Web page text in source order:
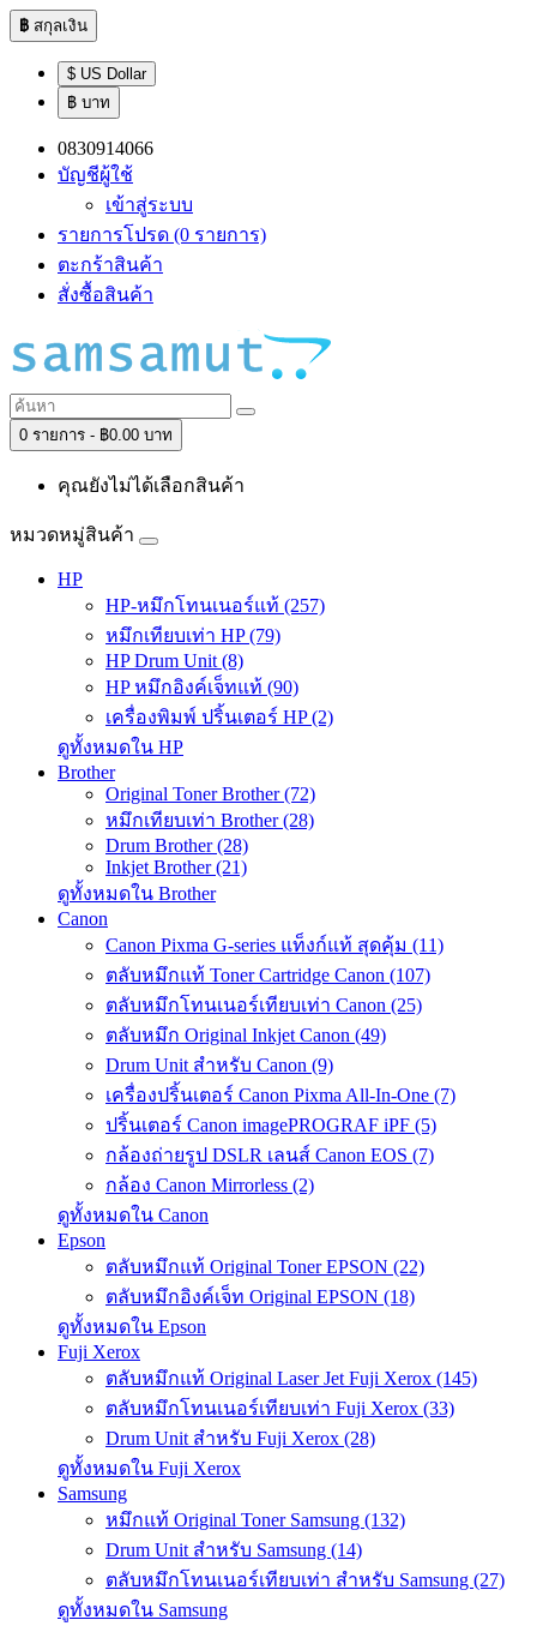
฿ สกุลเงิน
$ US Dollar
฿ บาท
0830914066
บัญชีผู้ใช้
เข้าสู่ระบบ
รายการโปรด (0 รายการ)
ตะกร้าสินค้า
สั่งซื้อสินค้า
0 รายการ - ฿0.00 บาท
คุณยังไม่ได้เลือกสินค้า
หมวดหมู่สินค้า
HP
HP-หมึกโทนเนอร์แท้ (257)
หมึกเทียบเท่า HP (79)
HP Drum Unit (8)
HP หมึกอิงค์เจ็ทแท้ (90)
เครื่องพิมพ์ ปริ้นเตอร์ HP (2)
ดูทั้งหมดใน HP
Brother
Original Toner Brother (72)
หมึกเทียบเท่า Brother (28)
Drum Brother (28)
Inkjet Brother (21)
ดูทั้งหมดใน Brother
Canon
Canon Pixma G-series แท็งก์แท้ สุดคุ้ม (11)
ตลับหมึกแท้ Toner Cartridge Canon (107)
ตลับหมึกโทนเนอร์เทียบเท่า Canon (25)
ตลับหมึก Original Inkjet Canon (49)
Drum Unit สำหรับ Canon (9)
เครื่องปริ้นเตอร์ Canon Pixma All-In-One (7)
ปริ้นเตอร์ Canon imagePROGRAF iPF (5)
กล้องถ่ายรูป DSLR เลนส์ Canon EOS (7)
กล้อง Canon Mirrorless (2)
ดูทั้งหมดใน Canon
Epson
ตลับหมึกแท้ Original Toner EPSON (22)
ตลับหมึกอิงค์เจ็ท Original EPSON (18)
ดูทั้งหมดใน Epson
Fuji Xerox
ตลับหมึกแท้ Original Laser Jet Fuji Xerox (145)
ตลับหมึกโทนเนอร์เทียบเท่า Fuji Xerox (33)
Drum Unit สำหรับ Fuji Xerox (28)
ดูทั้งหมดใน Fuji Xerox
Samsung
หมึกแท้ Original Toner Samsung (132)
Drum Unit สำหรับ Samsung (14)
ตลับหมึกโทนเนอร์เทียบเท่า สำหรับ Samsung (27)
ดูทั้งหมดใน Samsung